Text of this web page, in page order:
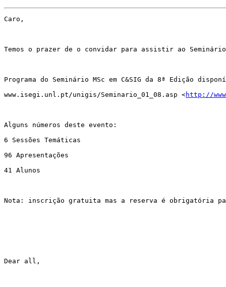
Caro,
Temos o prazer de o convidar para assistir ao
Programa do Seminário MSc em C&SIG da 8ª Edição
www.isegi.unl.pt/unigis/Seminario_01_08.asp <http://
Alguns números deste evento:
6 Sessões Temáticas
96 Apresentações
41 Alunos
Nota: inscrição gratuita mas a reserva é obrigatória
Dear all,